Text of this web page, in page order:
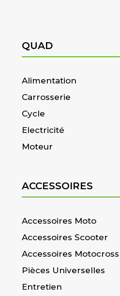
QUAD
Alimentation
Carrosserie
Cycle
Electricité
Moteur
ACCESSOIRES
Accessoires Moto
Accessoires Scooter
Accessoires Motocross
Pièces Universelles
Entretien